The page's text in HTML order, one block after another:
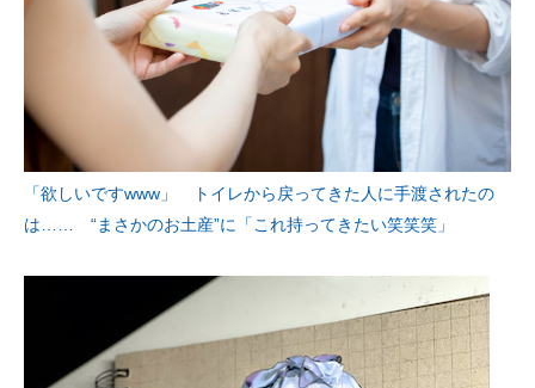
「欲しいですwww」 トイレから戻ってきた人に手渡されたの
は…… “まさかのお土産”に「これ持ってきたい笑笑笑」